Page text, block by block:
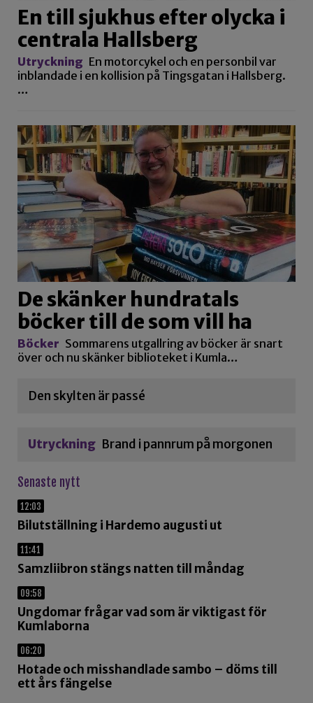
En till sjukhus efter olycka i
centrala Hallsberg
Utryckning En motorcykel och en personbil var
inblandade i en kollision på Tingsgatan i Hallsberg.
…
De skänker hundratals
böcker till de som vill ha
Böcker Sommarens utgallring av böcker är snart
över och nu skänker biblioteket i Kumla…
Den skylten är passé
Utryckning Brand i pannrum på morgonen
Senaste nytt
12:03
Bilutställning i Hardemo augusti ut
11:41
Samzliibron stängs natten till måndag
09:58
Ungdomar frågar vad som är viktigast för
Kumlaborna
06:20
Hotade och misshandlade sambo – döms till
ett års fängelse